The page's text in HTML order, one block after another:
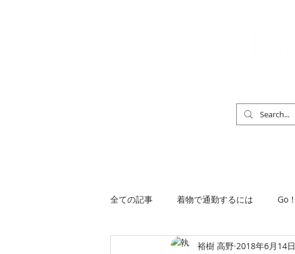
全ての記事 着物で通勤するには Go！
裕樹 高野 2018年6月14日